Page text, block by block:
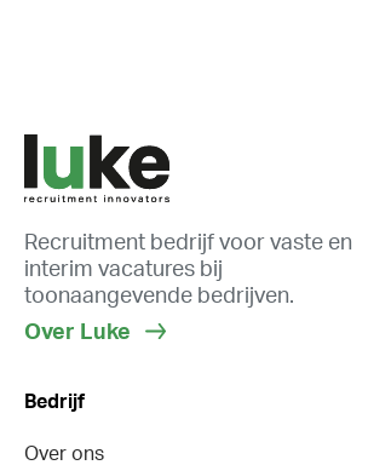
Recruitment bedrijf voor vaste en
interim vacatures bij
toonaangevende bedrijven.
Over Luke
Bedrijf
Over ons